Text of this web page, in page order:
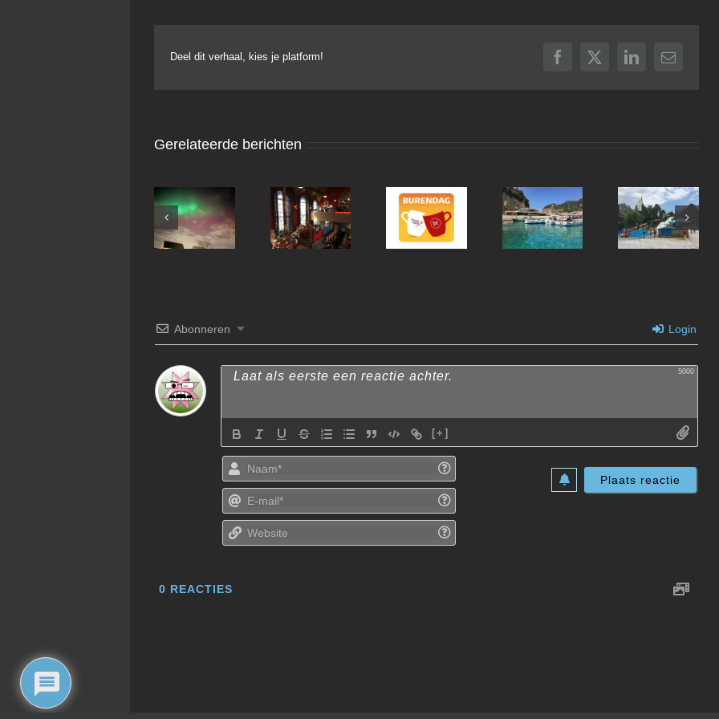
Deel dit verhaal, kies je platform! Facebook
X LinkedIn
E-
Gerelateerde berichten
Noorderlicht
Haarlem
Burendag
2018: Hap
& Trap
Paleokastritsa
Abonneren Login
5000
[+]
Naam*
E-
Website
0 REACTIES